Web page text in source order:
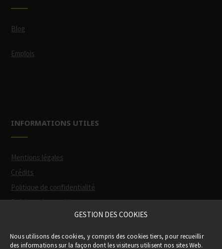
GESTION DES COOKIES
Nous utilisons des cookies, y compris des cookies tiers, pour recueillir
des informations sur la façon dont les visiteurs utilisent nos sites Web.
Blog
Emplois
INFORMATIONS UTILES
Mentions légales
Crédits
Politique de confidentialité
Politique des cookies
le Pass Occitanie)